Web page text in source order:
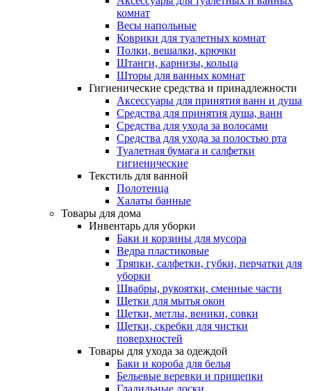
комнат
Весы напольные
Коврики для туалетных комнат
Полки, вешалки, крючки
Штанги, карнизы, кольца
Шторы для ванных комнат
Гигиенические средства и принадлежности
Аксессуары для принятия ванн и душа
Средства для принятия душа, ванн
Средства для ухода за волосами
Средства для ухода за полостью рта
Туалетная бумага и салфетки
гигиенические
Текстиль для ванной
Полотенца
Халаты банные
Товары для дома
Инвентарь для уборки
Баки и корзины для мусора
Ведра пластиковые
Тряпки, салфетки, губки, перчатки для
уборки
Швабры, рукоятки, сменные части
Щетки для мытья окон
Щетки, метлы, веники, совки
Щетки, скребки для чистки
поверхностей
Товары для ухода за одеждой
Баки и короба для белья
Бельевые веревки и прищепки
Гладильные доски